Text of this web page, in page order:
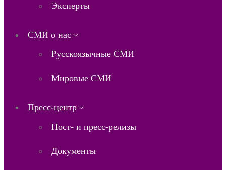
Эксперты
СМИ о нас
Русскоязычные СМИ
Мировые СМИ
Пресс-центр
Пост- и пресс-релизы
Документы